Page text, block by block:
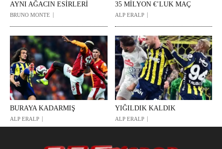
AYNI AĞACIN ESİRLERİ
BRUNO MONTE
35 MİLYON €’LUK MAÇ
ALP ERALP
BURAYA KADARMIŞ
ALP ERALP
YIĞILDIK KALDIK
ALP ERALP